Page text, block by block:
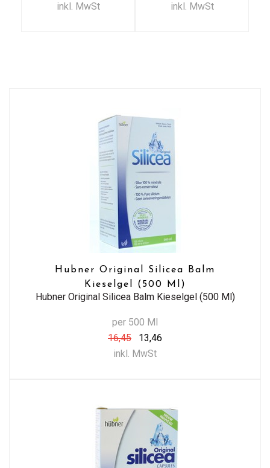
inkl. MwSt
inkl. MwSt
Hubner Original Silicea Balm
Kieselgel (500 Ml)
Hubner Original Silicea Balm Kieselgel (500 Ml)
per 500 Ml
16,45
13,46
inkl. MwSt